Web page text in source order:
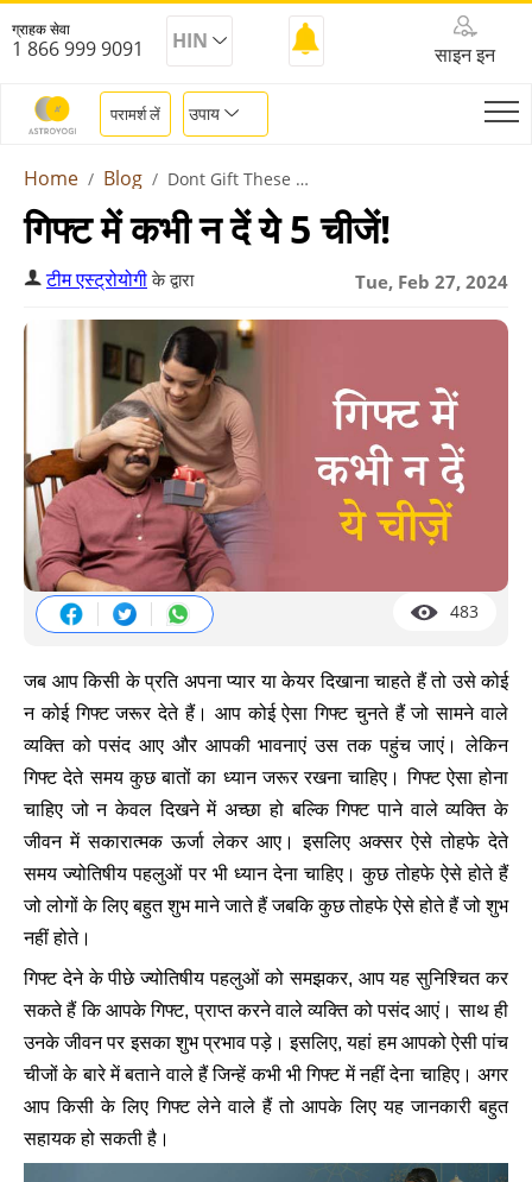
ग्राहक सेवा
1 866 999 9091 HIN
साइन इन
परामर्श लें उपाय
Home Blog Dont Gift These Things
गिफ्ट में कभी न दें ये 5 चीजें!
Tue, Feb 27, 2024
टीम एस्ट्रोयोगीके द्वारा
483
जब आप किसी के प्रति अपना प्यार या केयर दिखाना चाहते हैं तो उसे कोई
न कोई गिफ्ट जरूर देते हैं। आप कोई ऐसा गिफ्ट चुनते हैं जो सामने वाले
व्यक्ति को पसंद आए और आपकी भावनाएं उस तक पहुंच जाएं। लेकिन
गिफ्ट देते समय कुछ बातों का ध्यान जरूर रखना चाहिए। गिफ्ट ऐसा होना
चाहिए जो न केवल दिखने में अच्छा हो बल्कि गिफ्ट पाने वाले व्यक्ति के
जीवन में सकारात्मक ऊर्जा लेकर आए। इसलिए अक्सर ऐसे तोहफे देते
समय ज्योतिषीय पहलुओं पर भी ध्यान देना चाहिए। कुछ तोहफे ऐसे होते हैं
जो लोगों के लिए बहुत शुभ माने जाते हैं जबकि कुछ तोहफे ऐसे होते हैं जो शुभ
नहीं होते।
गिफ्ट देने के पीछे ज्योतिषीय पहलुओं को समझकर, आप यह सुनिश्चित कर
सकते हैं कि आपके गिफ्ट, प्राप्त करने वाले व्यक्ति को पसंद आएं। साथ ही
उनके जीवन पर इसका शुभ प्रभाव पड़े। इसलिए, यहां हम आपको ऐसी पांच
चीजों के बारे में बताने वाले हैं जिन्हें कभी भी गिफ्ट में नहीं देना चाहिए। अगर
आप किसी के लिए गिफ्ट लेने वाले हैं तो आपके लिए यह जानकारी बहुत
सहायक हो सकती है।